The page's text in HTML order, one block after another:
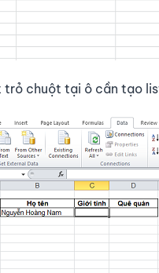
chuột tại ô cần tạo